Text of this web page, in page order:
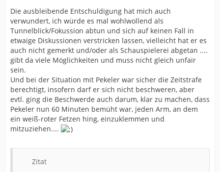
Die ausbleibende Entschuldigung hat mich auch
verwundert, ich würde es mal wohlwollend als
Tunnelblick/Fokussion abtun und sich auf keinen Fall in
etwaige Diskussionen verstricken lassen, vielleicht hat er es
auch nicht gemerkt und/oder als Schauspielerei abgetan ....
gibt da viele Möglichkeiten und muss nicht gleich unfair
sein.
Und bei der Situation mit Pekeler war sicher die Zeitstrafe
berechtigt, insofern darf er sich nicht beschweren, aber
evtl. ging die Beschwerde auch darum, klar zu machen, dass
Pekeler nun 60 Minuten bemüht war, jeden Arm, an dem
ein weiß-roter Fetzen hing, einzuklemmen und
mitzuziehen....
Zitat